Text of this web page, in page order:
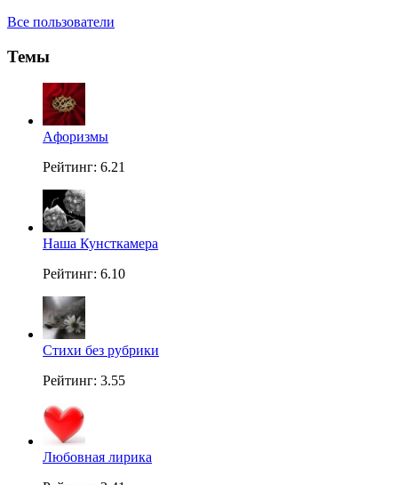
Все пользователи
Темы
Aфоризмы
Рейтинг: 6.21
Наша Кунсткамера
Рейтинг: 6.10
Стихи без рубрики
Рейтинг: 3.55
Любовная лирика